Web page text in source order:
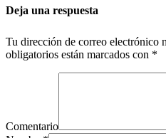
Deja una respuesta
Tu dirección de correo electrónico
obligatorios están marcados con *
Comentario